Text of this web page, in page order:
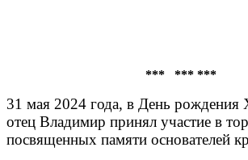
*** *** ***
31 мая 2024 года, в День рождения
отец Владимир принял участие в
посвященных памяти основателей